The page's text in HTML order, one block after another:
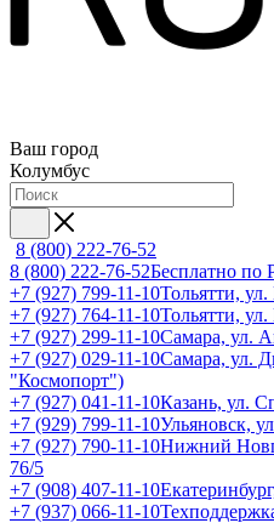
Ваш город
Колумбус
8 (800) 222-76-52
8 (800) 222-76-52Бесплатно по
+7 (927) 799-11-10Тольятти,
+7 (927) 764-11-10Тольятти,
+7 (927) 299-11-10Самара, ул.
+7 (927) 029-11-10Самара, ул.
"Космопорт")
+7 (927) 041-11-10Казань, ул.
+7 (929) 799-11-10Ульяновск,
+7 (927) 790-11-10Нижний
76/5
+7 (908) 407-11-10
+7 (937) 066-11-10